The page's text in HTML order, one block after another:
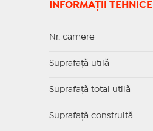
INFORMAȚII TEHNICE
Nr. camere
Suprafaţă utilă
Suprafaţă total utilă
Suprafaţă construită